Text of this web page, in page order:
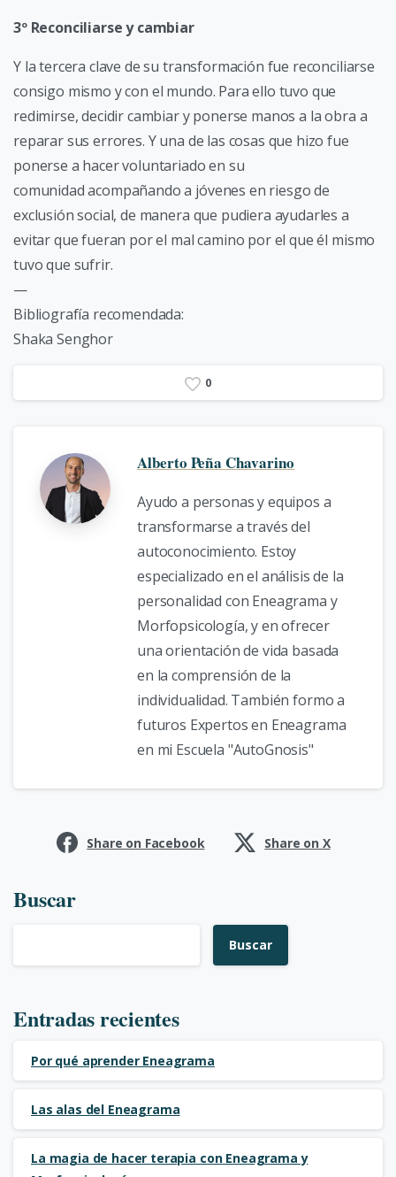
3º Reconciliarse y cambiar
Y la tercera clave de su transformación fue reconciliarse
consigo mismo y con el mundo. Para ello tuvo que
redimirse, decidir cambiar y ponerse manos a la obra a
reparar sus errores. Y una de las cosas que hizo fue
ponerse a hacer voluntariado en su
comunidad acompañando a jóvenes en riesgo de
exclusión social, de manera que pudiera ayudarles a
evitar que fueran por el mal camino por el que él mismo
tuvo que sufrir.
—
Bibliografía recomendada:
Shaka Senghor
0
Alberto Peña Chavarino
Ayudo a personas y equipos a
transformarse a través del
autoconocimiento. Estoy
especializado en el análisis de la
personalidad con Eneagrama y
Morfopsicología, y en ofrecer
una orientación de vida basada
en la comprensión de la
individualidad. También formo a
futuros Expertos en Eneagrama
en mi Escuela "AutoGnosis"
Share on Facebook Share on X
Buscar
Buscar
Entradas recientes
Por qué aprender Eneagrama
Las alas del Eneagrama
La magia de hacer terapia con Eneagrama y